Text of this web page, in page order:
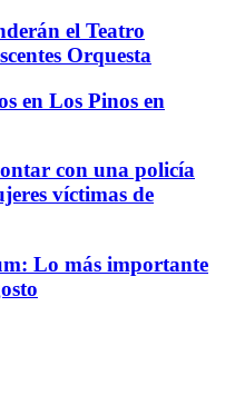
el Teatro
Orquesta
en Los Pinos en
con una policía
víctimas de
Lo más importante